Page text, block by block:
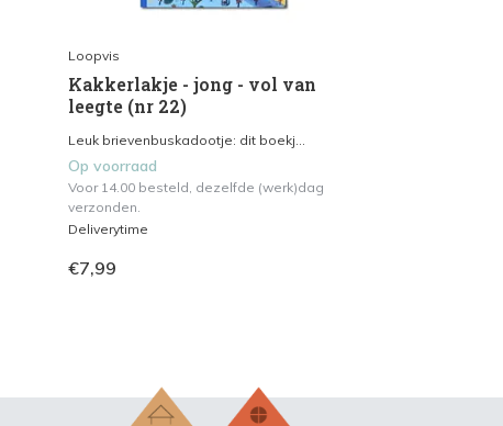
Loopvis
Kakkerlakje - jong - vol van
leegte (nr 22)
Leuk brievenbuskadootje: dit boekj...
Op voorraad
Voor 14.00 besteld, dezelfde (werk)dag
verzonden.
Deliverytime
€7,99